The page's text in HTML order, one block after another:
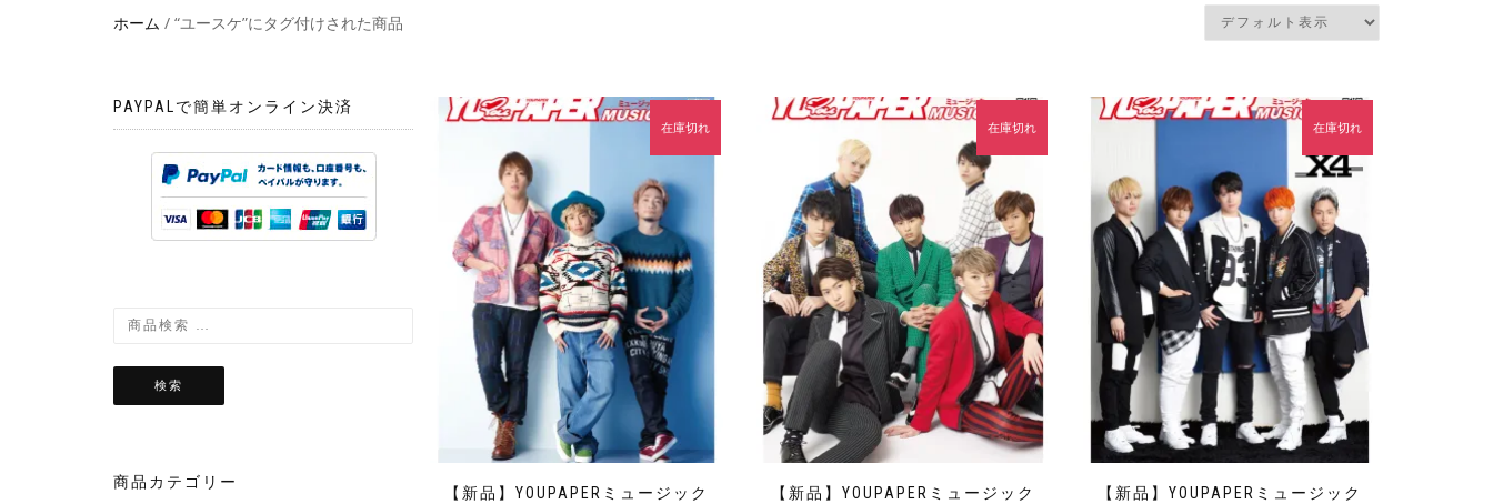
ホーム / “ユースケ”にタグ付けされた商品
【新品】YOUPAPERミュージック
在庫切れ
【新品】YOUPAPERミュージック
在庫切れ
【新品】YOUPAPERミュージック
在庫切れ
PAYPALで簡単オンライン決済
検索
商品カテゴリー